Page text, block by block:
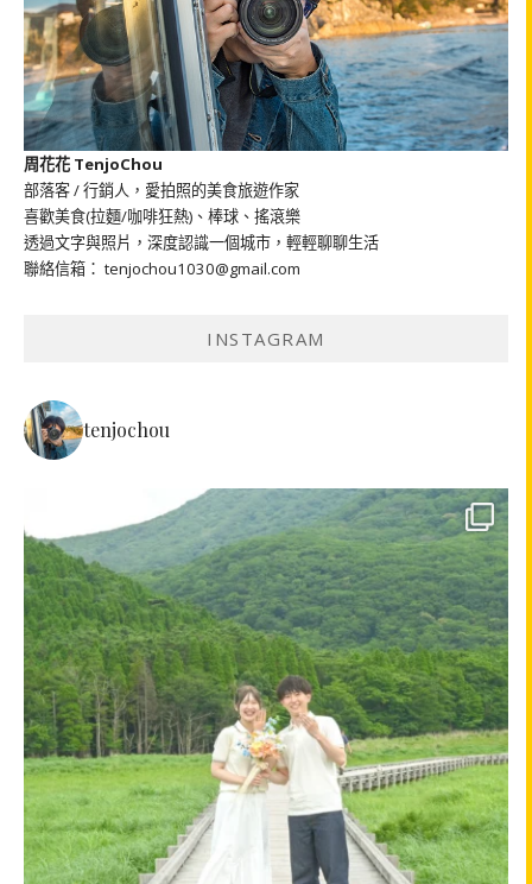
周花花 TenjoChou
部落客 / 行銷人，愛拍照的美食旅遊作家
喜歡美食(拉麵/咖啡狂熱)、棒球、搖滾樂
透過文字與照片，深度認識一個城市，輕輕聊聊生活
聯絡信箱： tenjochou1030@gmail.com
INSTAGRAM
tenjochou